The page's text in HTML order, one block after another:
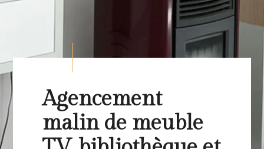
Agencement
malin de meuble